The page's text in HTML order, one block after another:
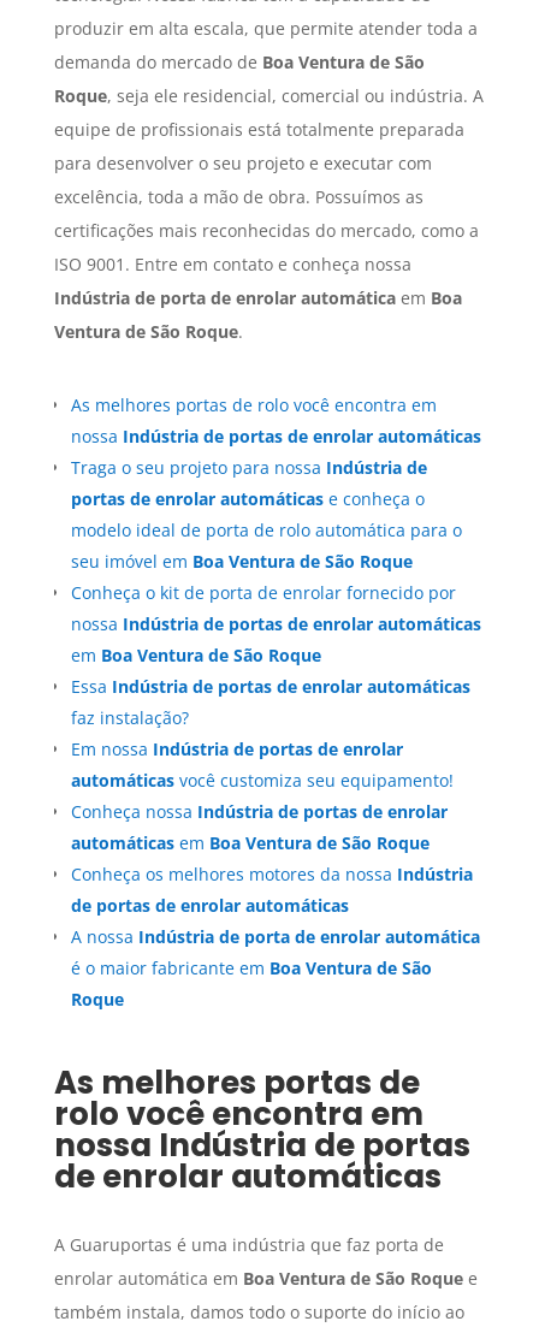
produzir em alta escala, que permite atender toda a
demanda do mercado de Boa Ventura de São
Roque, seja ele residencial, comercial ou indústria. A
equipe de profissionais está totalmente preparada
para desenvolver o seu projeto e executar com
excelência, toda a mão de obra. Possuímos as
certificações mais reconhecidas do mercado, como a
ISO 9001. Entre em contato e conheça nossa
Indústria de porta de enrolar automáticaem Boa
Ventura de São Roque.
As melhores portas de rolo você encontra em
nossa Indústria de portas de enrolar automáticas
Traga o seu projeto para nossa Indústria de
portas de enrolar automáticase conheça o
modelo ideal de porta de rolo automática para o
seu imóvel em Boa Ventura de São Roque
Conheça o kit de porta de enrolar fornecido por
nossa Indústria de portas de enrolar automáticas
em Boa Ventura de São Roque
Essa Indústria de portas de enrolar automáticas
faz instalação?
Em nossa Indústria de portas de enrolar
automáticasvocê customiza seu equipamento!
Conheça nossa Indústria de portas de enrolar
automáticasem Boa Ventura de São Roque
Conheça os melhores motores da nossa Indústria
de portas de enrolar automáticas
A nossa Indústria de porta de enrolar automática
é o maior fabricante em Boa Ventura de São
Roque
As melhores portas de
rolo você encontra em
nossa Indústria de portas
de enrolar automáticas
A Guaruportas é uma indústria que faz porta de
enrolar automática em Boa Ventura de São Roquee
também instala, damos todo o suporte do início ao